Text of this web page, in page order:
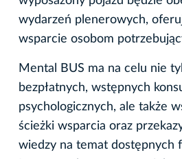
wydarzeń plenerowych,
wsparcie osobom
Mental BUS ma na celu nie
bezpłatnych, wstępnych
psychologicznych, ale także
ścieżki wsparcia oraz
wiedzy na temat dostępnych